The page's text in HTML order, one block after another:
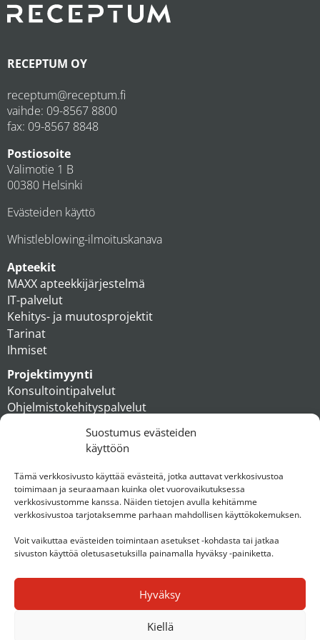
Suostumus evästeiden
käyttöön
Tämä verkkosivusto käyttää evästeitä, jotka auttavat verkkosivustoa
toimimaan ja seuraamaan kuinka olet vuorovaikutuksessa
verkkosivustomme kanssa. Näiden tietojen avulla kehitämme
verkkosivustoa tarjotaksemme parhaan mahdollisen käyttökokemuksen.
Voit vaikuttaa evästeiden toimintaan asetukset -kohdasta tai jatkaa
sivuston käyttöä oletusasetuksilla painamalla hyväksy -painiketta.
Hyväksy
Kiellä
RECEPTUM OY
receptum@receptum.fi
vaihde: 09-8567 8800
fax: 09-8567 8848
Postiosoite
Valimotie 1 B
00380 Helsinki
Evästeiden käyttö
Whistleblowing-ilmoituskanava
Apteekit
MAXX apteekkijärjestelmä
IT-palvelut
Kehitys- ja muutosprojektit
Tarinat
Ihmiset
Projektimyynti
Konsultointipalvelut
Ohjelmistokehityspalvelut
Ihmiset
Konserni
Ota yhteyttä